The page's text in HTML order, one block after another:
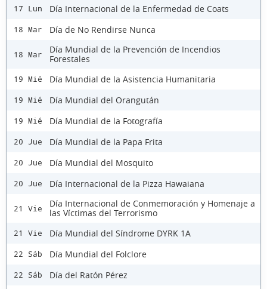
17 Lun Día Internacional de la Enfermedad de Coats
18 Mar Día de No Rendirse Nunca
18 Mar
Día Mundial de la Prevención de Incendios
Forestales
19 Mié Día Mundial de la Asistencia Humanitaria
19 Mié Día Mundial del Orangután
19 Mié Día Mundial de la Fotografía
20 Jue Día Mundial de la Papa Frita
20 Jue Día Mundial del Mosquito
20 Jue Día Internacional de la Pizza Hawaiana
21 Vie
Día Internacional de Conmemoración y Homenaje a
las Víctimas del Terrorismo
21 Vie Día Mundial del Síndrome DYRK 1A
22 Sáb Día Mundial del Folclore
22 Sáb Día del Ratón Pérez